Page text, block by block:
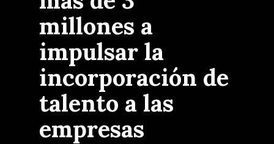
millones a
impulsar la
incorporación de
talento a las
empresas